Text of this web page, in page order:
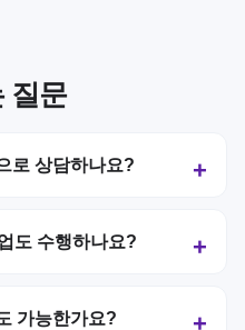
질문
로 상담하나요?
도 수행하나요?
가능한가요?